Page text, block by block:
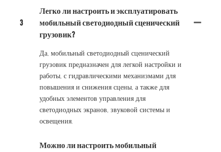
3
Легко ли настроить и эксплуатировать
мобильный светодиодный сценический
грузовик?
Да, мобильный светодиодный сценический
грузовик предназначен для легкой настройки и
работы, с гидравлическими механизмами для
повышения и снижения сцены, а также для
удобных элементов управления для
светодиодных экранов, звуковой системы и
освещения.
Можно ли настроить мобильный